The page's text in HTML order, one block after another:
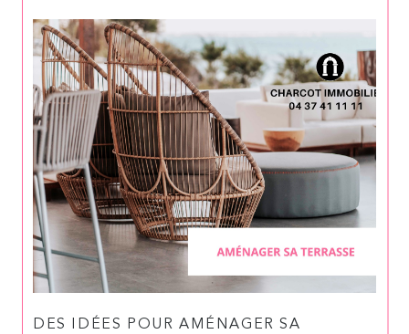
DES IDÉES POUR AMÉNAGER SA